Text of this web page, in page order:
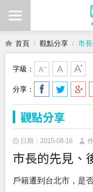
首頁 觀點分享 市
字級：
分享：
觀點分享
日期：2015-08-16
市長的先見、
戶籍遷到台北市，是